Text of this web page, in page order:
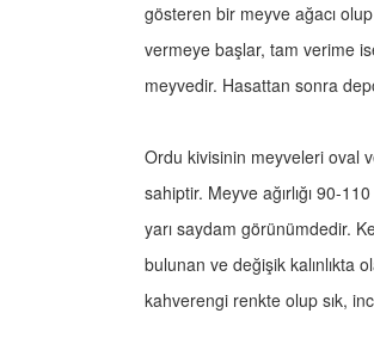
gösteren bir meyve ağacı
vermeye başlar, tam verime
meyvedir. Hasattan sonra
Ordu kivisinin meyveleri oval
sahiptir. Meyve ağırlığı 90-
yarı saydam görünümdedir.
bulunan ve değişik kalınlıkta
kahverengi renkte olup sık,